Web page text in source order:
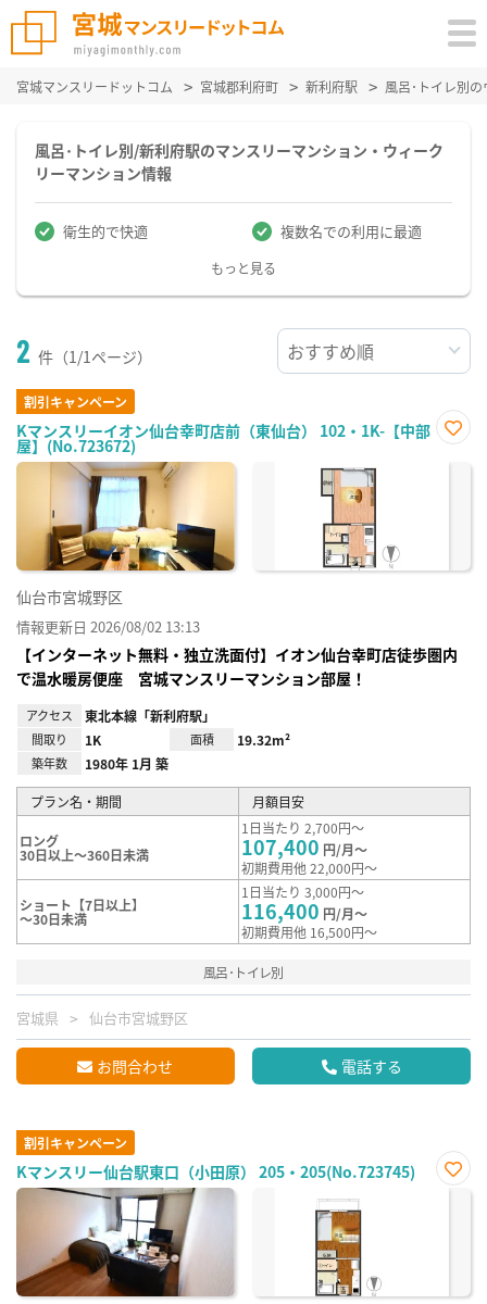
宮城マンスリードットコム 宮城郡利府町 新利府駅 風呂･トイレ別
風呂･トイレ別/新利府駅のマンスリーマンション・ウィーク
リーマンション情報
衛生的で快適 複数名での利用に最適
もっと見る
2 件（1/1ページ）
割引キャンペーン
Kマンスリーイオン仙台幸町店前（東仙台） 102・1K-【中部
屋】(No.723672)
に入
仙台市宮城野区
情報更新日 2026/08/02 13:13
【インターネット無料・独立洗面付】イオン仙台幸町店徒歩圏内
で温水暖房便座 宮城マンスリーマンション部屋！
アクセス 東北本線「新利府駅」
間取り 1K 面積 19.32m²
築年数 1980年 1月 築
プラン名・期間 月額目安
ロング
30日以上～360日未満
1日当たり 2,700円～
107,400 円/月～
初期費用他 22,000円～
ショート【7日以上】
～30日未満
1日当たり 3,000円～
116,400 円/月～
初期費用他 16,500円～
風呂･トイレ別
宮城県 仙台市宮城野区
お問合わせ 電話する
割引キャンペーン
Kマンスリー仙台駅東口（小田原） 205・205(No.723745)
お気